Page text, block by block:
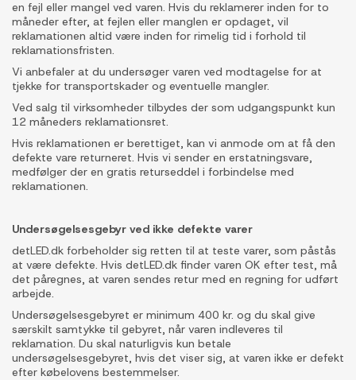
en fejl eller mangel ved varen. Hvis du reklamerer inden for to
måneder efter, at fejlen eller manglen er opdaget, vil
reklamationen altid være inden for rimelig tid i forhold til
reklamationsfristen.
Vi anbefaler at du undersøger varen ved modtagelse for at
tjekke for transportskader og eventuelle mangler.
Ved salg til virksomheder tilbydes der som udgangspunkt kun
12 måneders reklamationsret.
Hvis reklamationen er berettiget, kan vi anmode om at få den
defekte vare returneret. Hvis vi sender en erstatningsvare,
medfølger der en gratis returseddel i forbindelse med
reklamationen.
Undersøgelsesgebyr ved ikke defekte varer
detLED.dk forbeholder sig retten til at teste varer, som påstås
at være defekte. Hvis detLED.dk finder varen OK efter test, må
det påregnes, at varen sendes retur med en regning for udført
arbejde.
Undersøgelsesgebyret er minimum 400 kr. og du skal give
særskilt samtykke til gebyret, når varen indleveres til
reklamation. Du skal naturligvis kun betale
undersøgelsesgebyret, hvis det viser sig, at varen ikke er defekt
efter købelovens bestemmelser.